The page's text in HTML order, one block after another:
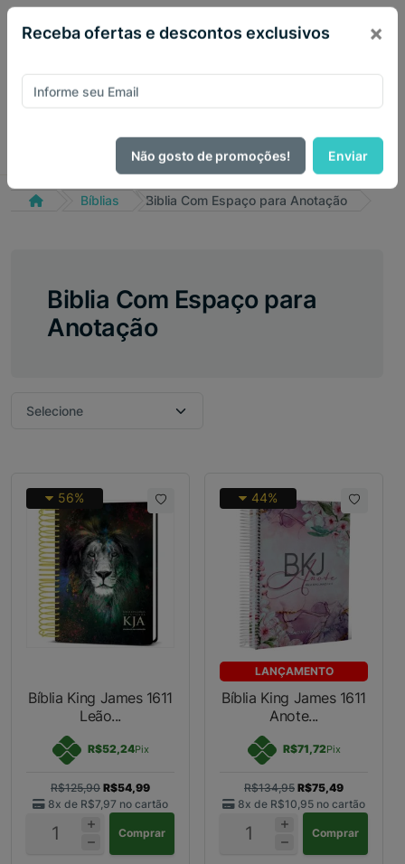
Bíblias Biblia Com Espaço para Anotação
Biblia Com Espaço para
Anotação
56%
Bíblia King James 1611
Leão...
R$52,24Pix
R$125,90 R$54,99
8x de R$7,97 no cartão
Comprar
LANÇAMENTO
44%
Bíblia King James 1611
Anote...
R$71,72Pix
R$134,95 R$75,49
8x de R$10,95 no cartão
Comprar
Receba ofertas e descontos exclusivos ×
Não gosto de promoções! Enviar